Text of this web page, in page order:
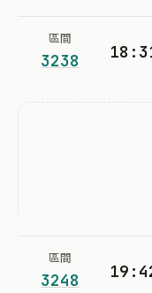
區間
3238
區間
3248